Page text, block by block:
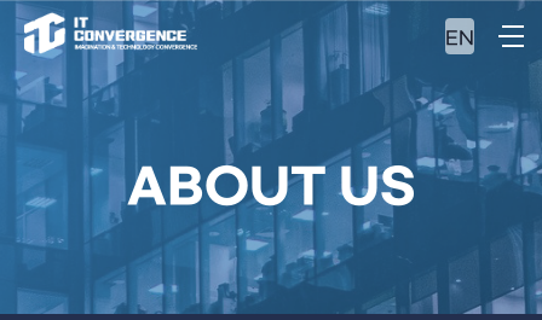
EN
ABOUT US